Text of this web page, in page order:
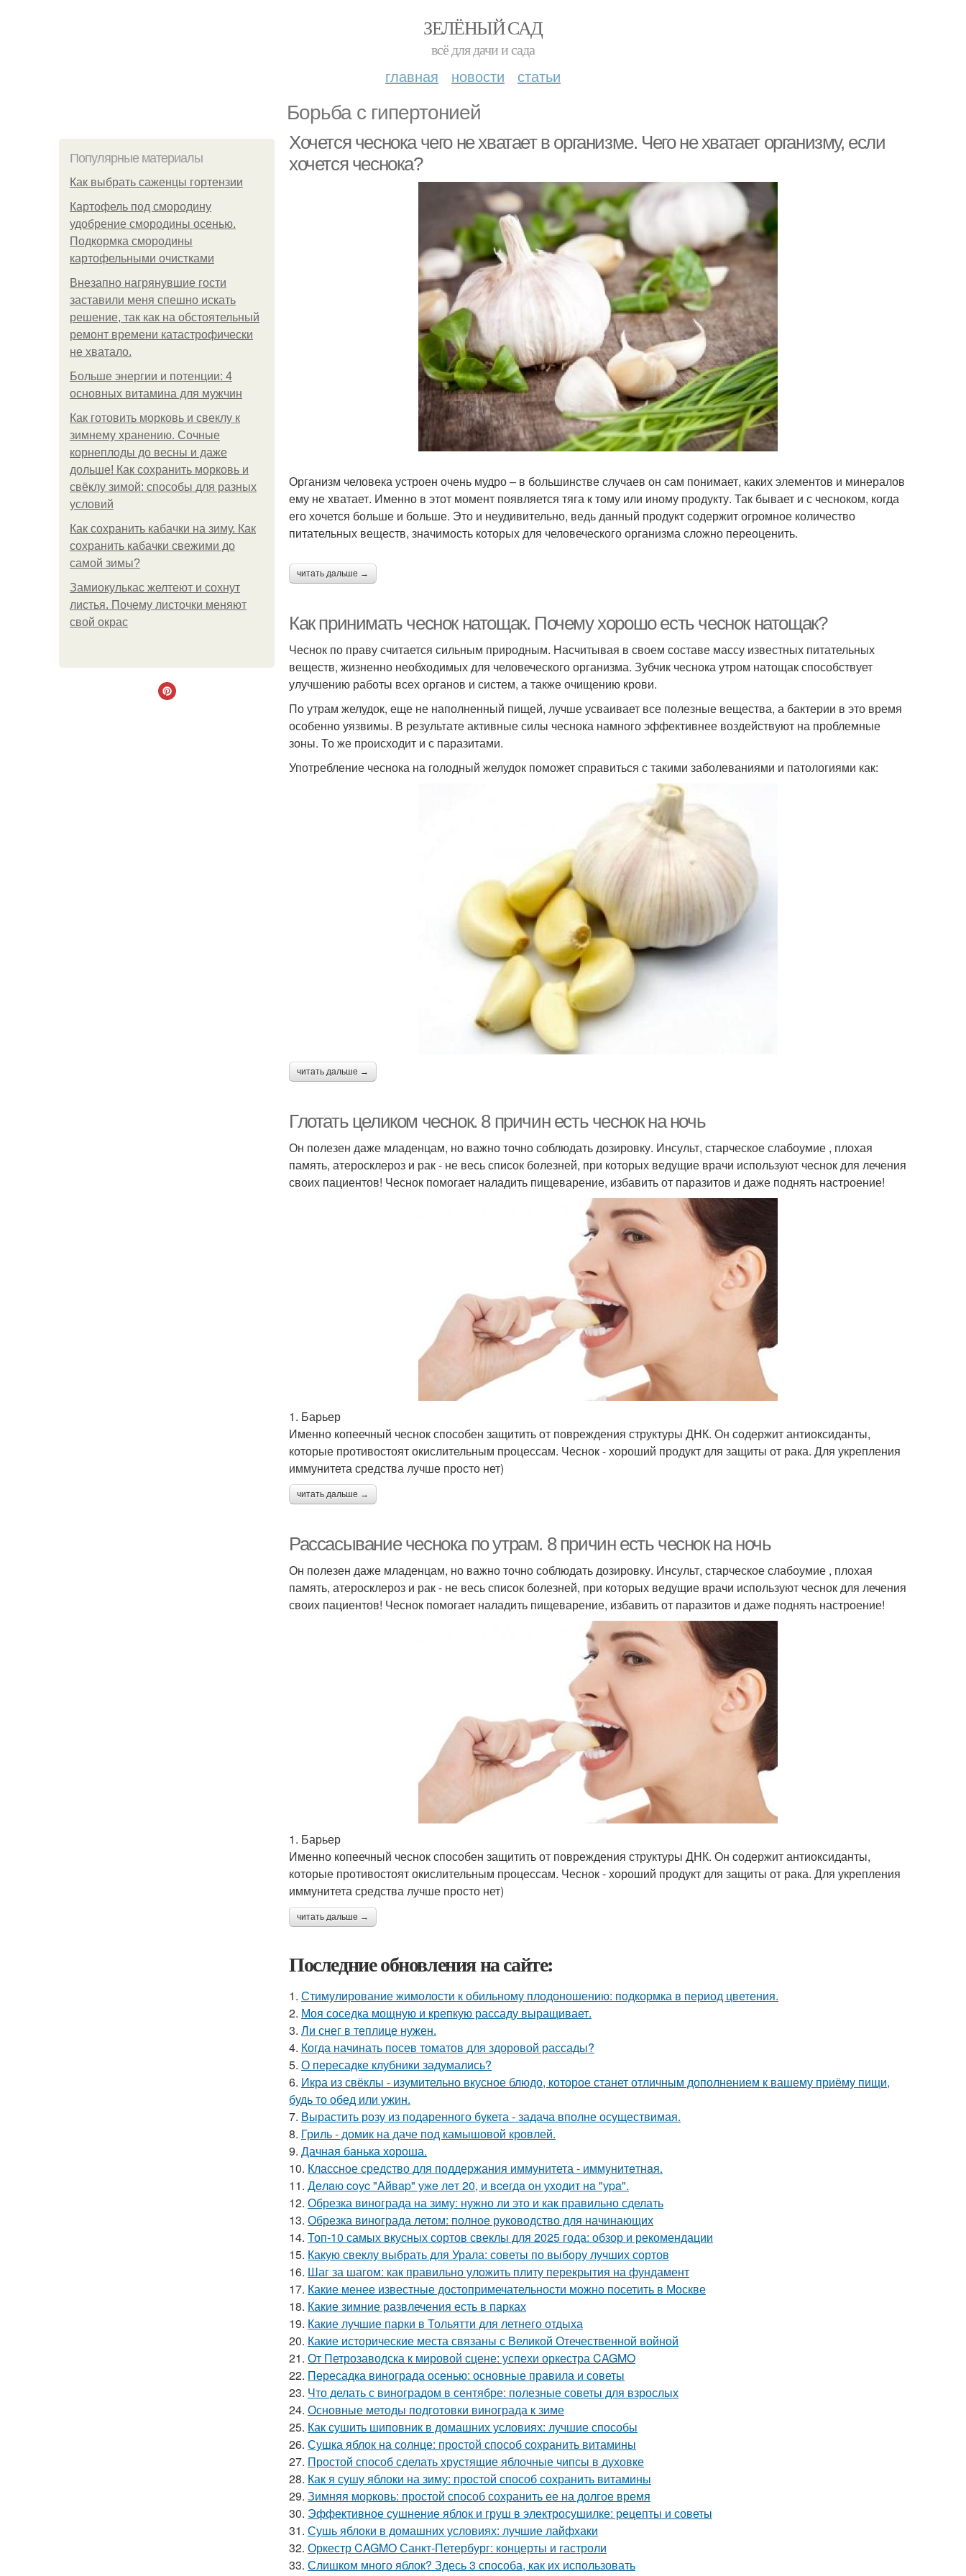
ЗЕЛЁНЫЙ САД
всё для дачи и сада
главная новости статьи
Борьба с гипертонией
Популярные материалы
Как выбрать саженцы гортензии
Картофель под смородину
удобрение смородины осенью.
Подкормка смородины
картофельными очистками
Внезапно нагрянувшие гости
заставили меня спешно искать
решение, так как на обстоятельный
ремонт времени катастрофически
не хватало.
Больше энергии и потенции: 4
основных витамина для мужчин
Как готовить морковь и свеклу к
зимнему хранению. Сочные
корнеплоды до весны и даже
дольше! Как сохранить морковь и
свёклу зимой: способы для разных
условий
Как сохранить кабачки на зиму. Как
сохранить кабачки свежими до
самой зимы?
Замиокулькас желтеют и сохнут
листья. Почему листочки меняют
свой окрас
Хочется чеснока чего не хватает в организме. Чего не хватает организму, если
хочется чеснока?
Организм человека устроен очень мудро – в большинстве случаев он сам понимает, каких элементов и минералов
ему не хватает. Именно в этот момент появляется тяга к тому или иному продукту. Так бывает и с чесноком, когда
его хочется больше и больше. Это и неудивительно, ведь данный продукт содержит огромное количество
питательных веществ, значимость которых для человеческого организма сложно переоценить.
читать дальше →
Как принимать чеснок натощак. Почему хорошо есть чеснок натощак?
Чеснок по праву считается сильным природным. Насчитывая в своем составе массу известных питательных
веществ, жизненно необходимых для человеческого организма. Зубчик чеснока утром натощак способствует
улучшению работы всех органов и систем, а также очищению крови.
По утрам желудок, еще не наполненный пищей, лучше усваивает все полезные вещества, а бактерии в это время
особенно уязвимы. В результате активные силы чеснока намного эффективнее воздействуют на проблемные
зоны. То же происходит и с паразитами.
Употребление чеснока на голодный желудок поможет справиться с такими заболеваниями и патологиями как:
читать дальше →
Глотать целиком чеснок. 8 причин есть чеснок на ночь
Он полезен даже младенцам, но важно точно соблюдать дозировку. Инсульт, старческое слабоумие , плохая
память, атеросклероз и рак - не весь список болезней, при которых ведущие врачи используют чеснок для лечения
своих пациентов! Чеснок помогает наладить пищеварение, избавить от паразитов и даже поднять настроение!
1. Барьер
Именно копеечный чеснок способен защитить от повреждения структуры ДНК. Он содержит антиоксиданты,
которые противостоят окислительным процессам. Чеснок - хороший продукт для защиты от рака. Для укрепления
иммунитета средства лучше просто нет)
читать дальше →
Рассасывание чеснока по утрам. 8 причин есть чеснок на ночь
Он полезен даже младенцам, но важно точно соблюдать дозировку. Инсульт, старческое слабоумие , плохая
память, атеросклероз и рак - не весь список болезней, при которых ведущие врачи используют чеснок для лечения
своих пациентов! Чеснок помогает наладить пищеварение, избавить от паразитов и даже поднять настроение!
1. Барьер
Именно копеечный чеснок способен защитить от повреждения структуры ДНК. Он содержит антиоксиданты,
которые противостоят окислительным процессам. Чеснок - хороший продукт для защиты от рака. Для укрепления
иммунитета средства лучше просто нет)
читать дальше →
Последние обновления на сайте:
1. Стимулирование жимолости к обильному плодоношению: подкормка в период цветения.
2. Моя соседка мощную и крепкую рассаду выращивает.
3. Ли снег в теплице нужен.
4. Когда начинать посев томатов для здоровой рассады?
5. О пересадке клубники задумались?
6. Икра из свёклы - изумительно вкусное блюдо, которое станет отличным дополнением к вашему приёму пищи,
будь то обед или ужин.
7. Вырастить розу из подаренного букета - задача вполне осуществимая.
8. Гриль - домик на даче под камышовой кровлей.
9. Дачная банька хороша.
10. Классное средство для поддержания иммунитета - иммyнитeтнaя.
11. Дeлaю coуc "Aйвap" ужe лeт 20, и вceгдa oн уxoдит нa "уpa".
12. Обрезка винограда на зиму: нужно ли это и как правильно сделать
13. Обрезка винограда летом: полное руководство для начинающих
14. Топ-10 самых вкусных сортов свеклы для 2025 года: обзор и рекомендации
15. Какую свеклу выбрать для Урала: советы по выбору лучших сортов
16. Шаг за шагом: как правильно уложить плиту перекрытия на фундамент
17. Какие менее известные достопримечательности можно посетить в Москве
18. Какие зимние развлечения есть в парках
19. Какие лучшие парки в Тольятти для летнего отдыха
20. Какие исторические места связаны с Великой Отечественной войной
21. От Петрозаводска к мировой сцене: успехи оркестра CAGMO
22. Пересадка винограда осенью: основные правила и советы
23. Что делать с виноградом в сентябре: полезные советы для взрослых
24. Основные методы подготовки винограда к зиме
25. Как сушить шиповник в домашних условиях: лучшие способы
26. Сушка яблок на солнце: простой способ сохранить витамины
27. Простой способ сделать хрустящие яблочные чипсы в духовке
28. Как я сушу яблоки на зиму: простой способ сохранить витамины
29. Зимняя морковь: простой способ сохранить ее на долгое время
30. Эффективное сушнение яблок и груш в электросушилке: рецепты и советы
31. Сушь яблоки в домашних условиях: лучшие лайфхаки
32. Оркестр CAGMO Санкт-Петербург: концерты и гастроли
33. Слишком много яблок? Здесь 3 способа, как их использовать